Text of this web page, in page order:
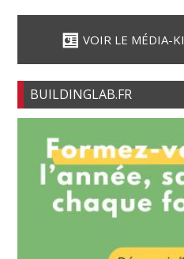
VOIR LE MÉDIA-
BUILDINGLAB.FR